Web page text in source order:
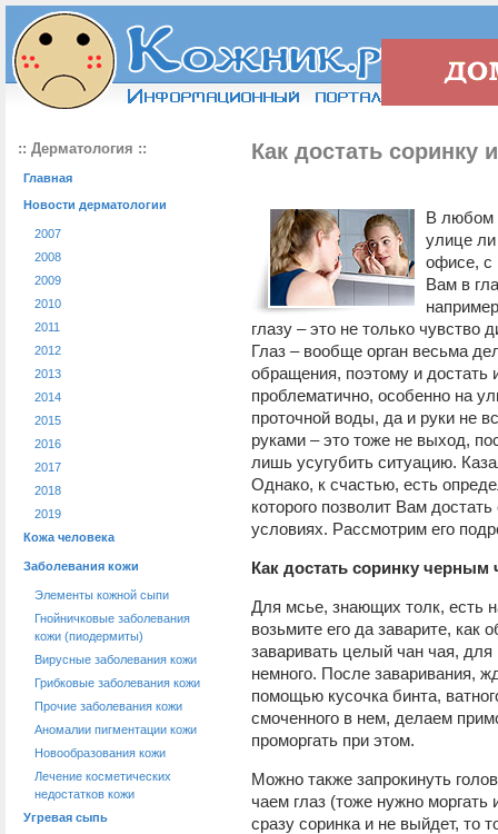
:: Дерматология ::
Главная
Новости дерматологии
2007
2008
2009
2010
2011
2012
2013
2014
2015
2016
2017
2018
2019
Кожа человека
Заболевания кожи
Элементы кожной сыпи
Гнойничковые заболевания
кожи (пиодермиты)
Вирусные заболевания кожи
Грибковые заболевания кожи
Прочие заболевания кожи
Аномалии пигментации кожи
Новообразования кожи
Лечение косметических
недостатков кожи
Угревая сыпь
Как достать соринку
В любом
улице
офисе, с
Вам в
глазу – это не только чувство
Глаз – вообще орган весьма
обращения, поэтому и достать
проблематично, особенно на
проточной воды, да и руки не
руками – это тоже не выход,
лишь усугубить ситуацию.
Однако, к счастью, есть
которого позволит Вам
условиях. Рассмотрим его
Как достать соринку черным
Для мсье, знающих толк, есть
возьмите его да заварите,
заваривать целый чан чая,
немного. После заваривания,
помощью кусочка бинта,
смоченного в нем, делаем
проморгать при этом.
Можно также запрокинуть
чаем глаз (тоже нужно
сразу соринка и не выйдет, то